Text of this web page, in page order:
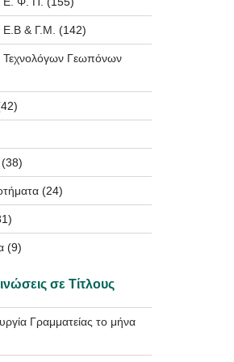
& Γ.Μ. (142)
Γεωπόνων
(38)
(24)
(9)
σε Τίτλους
Γραμματείας το μήνα